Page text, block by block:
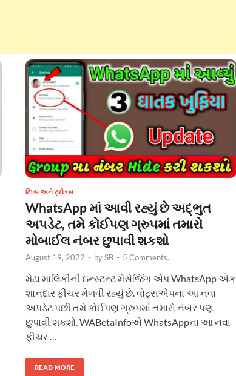
ટિપ્સ અને ટ્રીક્સ
WhatsApp માં આવી રહ્યું છે અદ્ભુત
અપડેટ, તમે કોઈપણ ગ્રુપમાં તમારો
મોબાઈલ નંબર છુપાવી શકશો
August 19, 2022 - bySB - 5 Comments.
મેટા માલિકીની ઇન્સ્ટન્ટ મેસેજિંગ એપ WhatsApp એક
શાનદાર ફીચર મેળવી રહ્યું છે. વોટ્સએપના આ નવા
અપડેટ પછી તમે કોઈપણ ગ્રુપમાં તમારો નંબર પણ
છુપાવી શકશો. WABetaInfoએ WhatsAppના આ નવા
ફીચર …
READ MORE